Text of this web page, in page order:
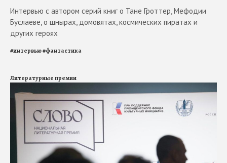
Интервью с автором серий книг о Тане Гроттер, Мефодии
Буслаеве, о шнырах, домовятах, космических пиратах и
других героях
#интервью#фантастика
Литературные премии